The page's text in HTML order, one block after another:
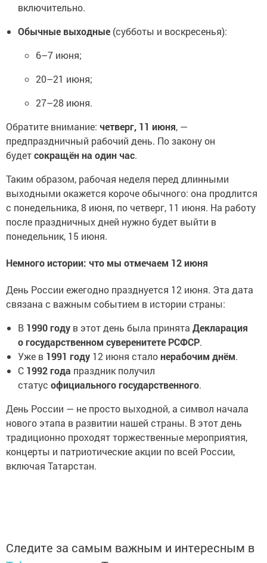
включительно.
Обычные выходные (субботы и воскресенья):
6–7 июня;
20–21 июня;
27–28 июня.
Обратите внимание: четверг, 11 июня, —
предпраздничный рабочий день. По закону он
будетсокращён на один час.
Таким образом, рабочая неделя перед длинными
выходными окажется короче обычного: она продлится
с понедельника, 8 июня, по четверг, 11 июня. На работу
после праздничных дней нужно будет выйти в
понедельник, 15 июня.
Немного истории: что мы отмечаем 12 июня
День России ежегодно празднуется 12 июня. Эта дата
связана с важным событием в истории страны:
В 1990 году в этот день была принята Декларация
о государственном суверенитете РСФСР.
Уже в 1991 году 12 июня сталонерабочим днём.
С 1992 года праздник получил
статус официального государственного.
День России — не просто выходной, а символ начала
нового этапа в развитии нашей страны. В этот день
традиционно проходят торжественные мероприятия,
концерты и патриотические акции по всей России,
включая Татарстан.
Следите за самым важным и интересным в